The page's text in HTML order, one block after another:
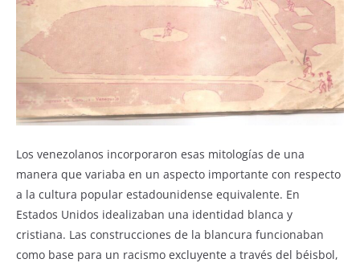
Los venezolanos incorporaron esas mitologías de una
manera que variaba en un aspecto importante con respecto
a la cultura popular estadounidense equivalente. En
Estados Unidos idealizaban una identidad blanca y
cristiana. Las construcciones de la blancura funcionaban
como base para un racismo excluyente a través del béisbol,